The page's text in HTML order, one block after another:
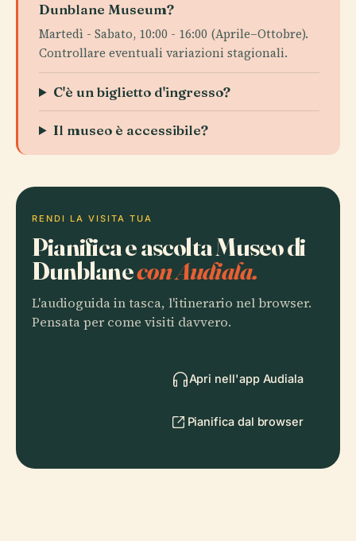
Dunblane Museum?
Martedì - Sabato, 10:00 - 16:00 (Aprile–Ottobre).
Controllare eventuali variazioni stagionali.
C'è un biglietto d'ingresso?
Il museo è accessibile?
RENDI LA VISITA TUA
Pianifica e ascolta Museo di
Dunblanecon Audiala.
L'audioguida in tasca, l'itinerario nel browser.
Pensata per come visiti davvero.
Apri nell'app Audiala
Pianifica dal browser